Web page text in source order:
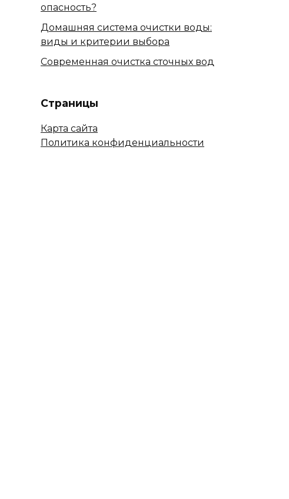
опасность?
Домашняя система очистки воды:
виды и критерии выбора
Современная очистка сточных вод
Страницы
Карта сайта
Политика конфиденциальности